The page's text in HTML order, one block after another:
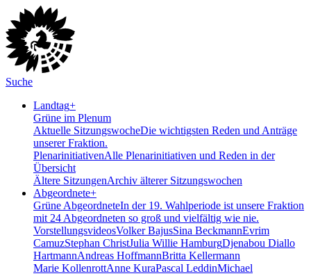
Suche
Landtag+
Grüne im Plenum
Aktuelle SitzungswocheDie wichtigsten Reden und Anträge
unserer Fraktion.
PlenarinitiativenAlle Plenarinitiativen und Reden in der
Übersicht
Ältere SitzungenArchiv älterer Sitzungswochen
Abgeordnete+
Grüne AbgeordneteIn der 19. Wahlperiode ist unsere Fraktion
mit 24 Abgeordneten so groß und vielfältig wie nie.
VorstellungsvideosVolker BajusSina BeckmannEvrim
CamuzStephan ChristJulia Willie HamburgDjenabou Diallo
HartmannAndreas HoffmannBritta Kellermann
Marie KollenrottAnne KuraPascal LeddinMichael